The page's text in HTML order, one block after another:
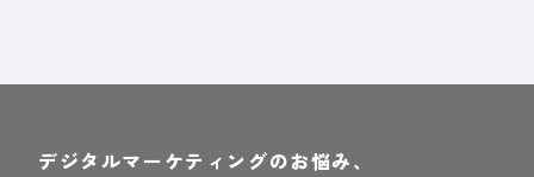
デジタルマーケティングのお悩み、